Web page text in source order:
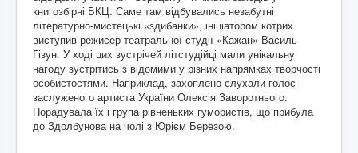
книгозбірні БКЦ. Саме там відбувались незабутні
літературно-мистецькі «здибанки», ініціатором котрих
виступив режисер театральної студії «Кажан» Василь
Гізун. У ході цих зустрічей літстудійці мали унікальну
нагоду зустрітись з відомими у різних напрямках творчості
особистостями. Наприклад, захоплено слухали голос
заслуженого артиста України Олексія Заворотнього.
Порадувала їх і група рівненьких гумористів, що прибула
до Здолбунова на чолі з Юрієм Березою.